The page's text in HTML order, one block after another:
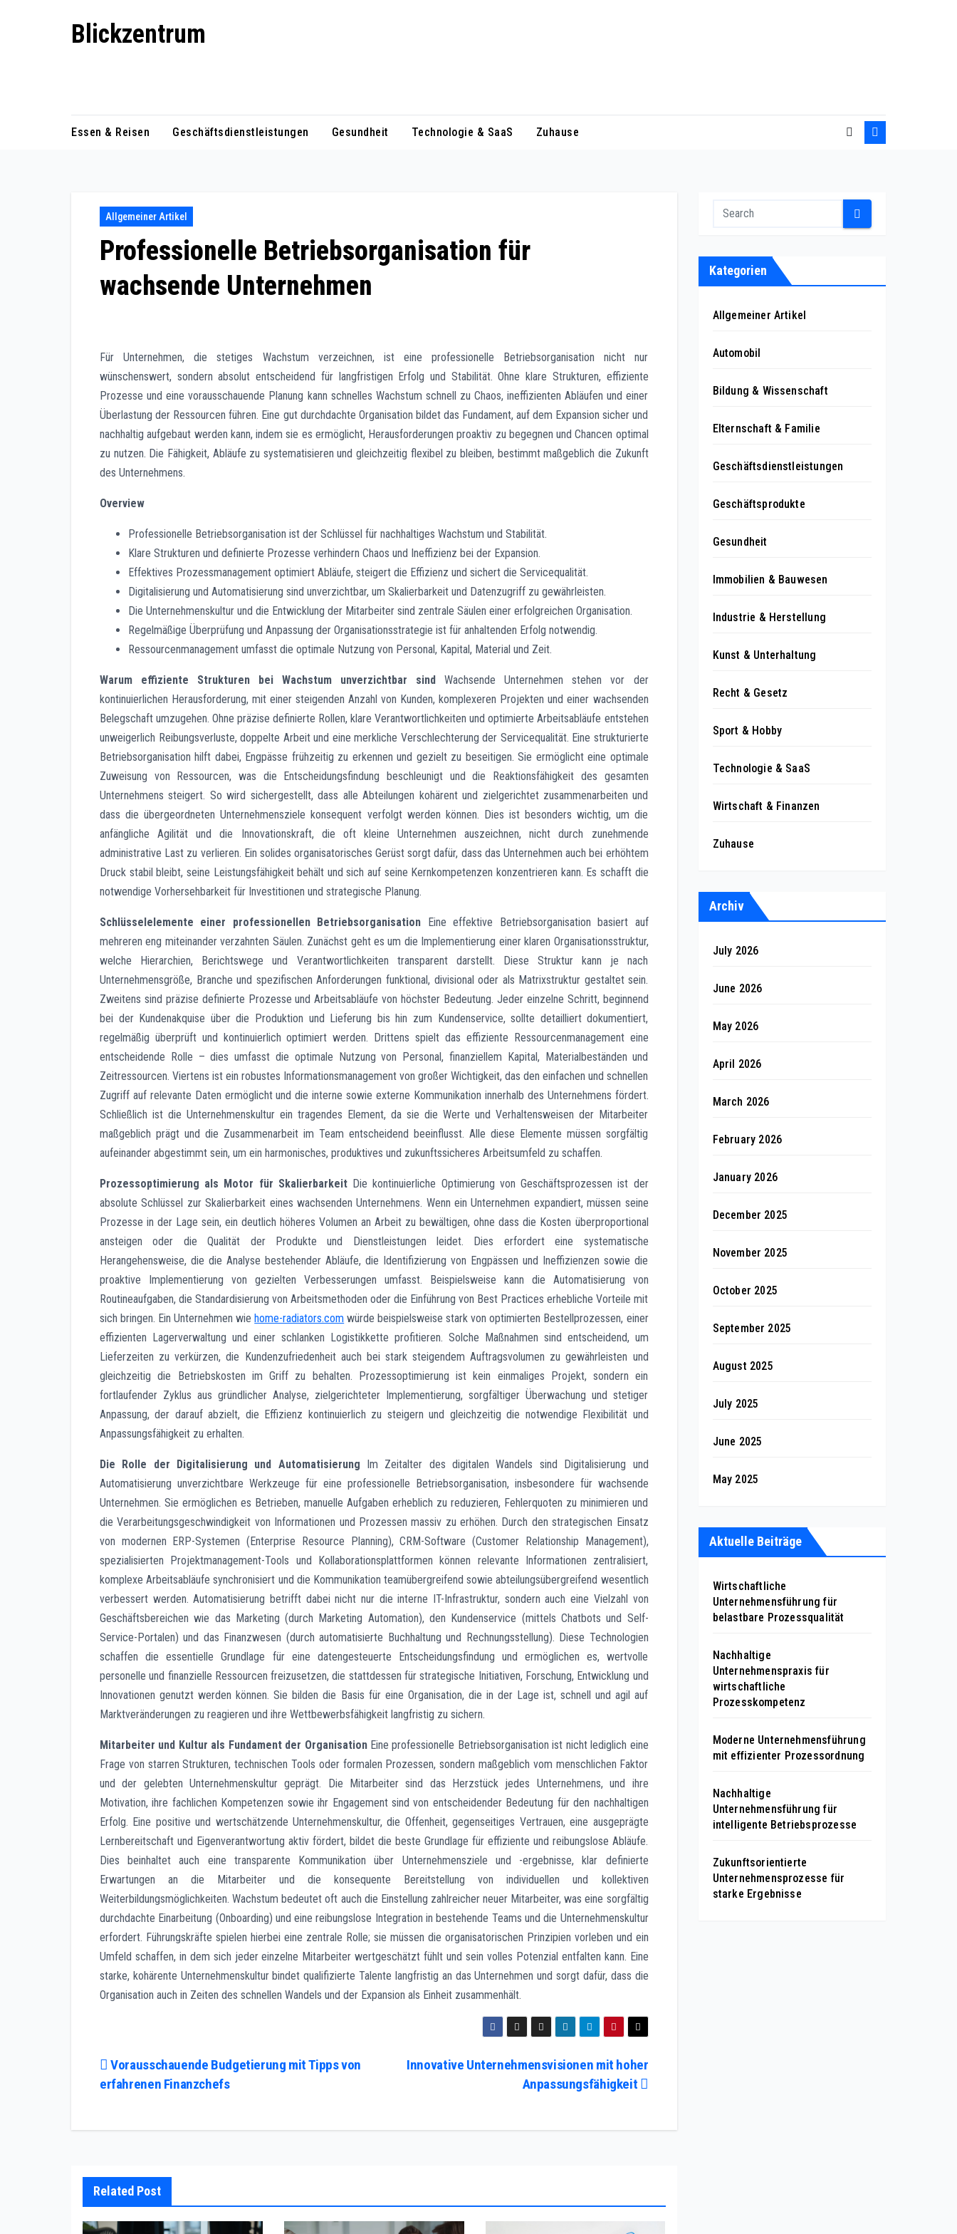
Blickzentrum
Essen & Reisen Geschäftsdienstleistungen Gesundheit Technologie & SaaS Zuhause
Allgemeiner Artikel
Professionelle Betriebsorganisation für
wachsende Unternehmen
Für Unternehmen, die stetiges Wachstum verzeichnen, ist eine professionelle Betriebsorganisation nicht nur
wünschenswert, sondern absolut entscheidend für langfristigen Erfolg und Stabilität. Ohne klare Strukturen, effiziente
Prozesse und eine vorausschauende Planung kann schnelles Wachstum schnell zu Chaos, ineffizienten Abläufen und einer
Überlastung der Ressourcen führen. Eine gut durchdachte Organisation bildet das Fundament, auf dem Expansion sicher und
nachhaltig aufgebaut werden kann, indem sie es ermöglicht, Herausforderungen proaktiv zu begegnen und Chancen optimal
zu nutzen. Die Fähigkeit, Abläufe zu systematisieren und gleichzeitig flexibel zu bleiben, bestimmt maßgeblich die Zukunft
des Unternehmens.
Overview
Professionelle Betriebsorganisation ist der Schlüssel für nachhaltiges Wachstum und Stabilität.
Klare Strukturen und definierte Prozesse verhindern Chaos und Ineffizienz bei der Expansion.
Effektives Prozessmanagement optimiert Abläufe, steigert die Effizienz und sichert die Servicequalität.
Digitalisierung und Automatisierung sind unverzichtbar, um Skalierbarkeit und Datenzugriff zu gewährleisten.
Die Unternehmenskultur und die Entwicklung der Mitarbeiter sind zentrale Säulen einer erfolgreichen Organisation.
Regelmäßige Überprüfung und Anpassung der Organisationsstrategie ist für anhaltenden Erfolg notwendig.
Ressourcenmanagement umfasst die optimale Nutzung von Personal, Kapital, Material und Zeit.
Warum effiziente Strukturen bei Wachstum unverzichtbar sind
Wachsende Unternehmen stehen vor der
kontinuierlichen Herausforderung, mit einer steigenden Anzahl von Kunden, komplexeren Projekten und einer wachsenden
Belegschaft umzugehen. Ohne präzise definierte Rollen, klare Verantwortlichkeiten und optimierte Arbeitsabläufe entstehen
unweigerlich Reibungsverluste, doppelte Arbeit und eine merkliche Verschlechterung der Servicequalität. Eine strukturierte
Betriebsorganisation hilft dabei, Engpässe frühzeitig zu erkennen und gezielt zu beseitigen. Sie ermöglicht eine optimale
Zuweisung von Ressourcen, was die Entscheidungsfindung beschleunigt und die Reaktionsfähigkeit des gesamten
Unternehmens steigert. So wird sichergestellt, dass alle Abteilungen kohärent und zielgerichtet zusammenarbeiten und
dass die übergeordneten Unternehmensziele konsequent verfolgt werden können. Dies ist besonders wichtig, um die
anfängliche Agilität und die Innovationskraft, die oft kleine Unternehmen auszeichnen, nicht durch zunehmende
administrative Last zu verlieren. Ein solides organisatorisches Gerüst sorgt dafür, dass das Unternehmen auch bei erhöhtem
Druck stabil bleibt, seine Leistungsfähigkeit behält und sich auf seine Kernkompetenzen konzentrieren kann. Es schafft die
notwendige Vorhersehbarkeit für Investitionen und strategische Planung.
Schlüsselelemente einer professionellen Betriebsorganisation Eine effektive Betriebsorganisation basiert auf
mehreren eng miteinander verzahnten Säulen. Zunächst geht es um die Implementierung einer klaren Organisationsstruktur,
welche Hierarchien, Berichtswege und Verantwortlichkeiten transparent darstellt. Diese Struktur kann je nach
Unternehmensgröße, Branche und spezifischen Anforderungen funktional, divisional oder als Matrixstruktur gestaltet sein.
Zweitens sind präzise definierte Prozesse und Arbeitsabläufe von höchster Bedeutung. Jeder einzelne Schritt, beginnend
bei der Kundenakquise über die Produktion und Lieferung bis hin zum Kundenservice, sollte detailliert dokumentiert,
regelmäßig überprüft und kontinuierlich optimiert werden. Drittens spielt das effiziente Ressourcenmanagement eine
entscheidende Rolle – dies umfasst die optimale Nutzung von Personal, finanziellem Kapital, Materialbeständen und
Zeitressourcen. Viertens ist ein robustes Informationsmanagement von großer Wichtigkeit, das den einfachen und schnellen
Zugriff auf relevante Daten ermöglicht und die interne sowie externe Kommunikation innerhalb des Unternehmens fördert.
Schließlich ist die Unternehmenskultur ein tragendes Element, da sie die Werte und Verhaltensweisen der Mitarbeiter
maßgeblich prägt und die Zusammenarbeit im Team entscheidend beeinflusst. Alle diese Elemente müssen sorgfältig
aufeinander abgestimmt sein, um ein harmonisches, produktives und zukunftssicheres Arbeitsumfeld zu schaffen.
Prozessoptimierung als Motor für SkalierbarkeitDie kontinuierliche Optimierung von Geschäftsprozessen ist der
absolute Schlüssel zur Skalierbarkeit eines wachsenden Unternehmens. Wenn ein Unternehmen expandiert, müssen seine
Prozesse in der Lage sein, ein deutlich höheres Volumen an Arbeit zu bewältigen, ohne dass die Kosten überproportional
ansteigen oder die Qualität der Produkte und Dienstleistungen leidet. Dies erfordert eine systematische
Herangehensweise, die die Analyse bestehender Abläufe, die Identifizierung von Engpässen und Ineffizienzen sowie die
proaktive Implementierung von gezielten Verbesserungen umfasst. Beispielsweise kann die Automatisierung von
Routineaufgaben, die Standardisierung von Arbeitsmethoden oder die Einführung von Best Practices erhebliche Vorteile mit
sich bringen. Ein Unternehmen wie home-radiators.com würde beispielsweise stark von optimierten Bestellprozessen, einer
effizienten Lagerverwaltung und einer schlanken Logistikkette profitieren. Solche Maßnahmen sind entscheidend, um
Lieferzeiten zu verkürzen, die Kundenzufriedenheit auch bei stark steigendem Auftragsvolumen zu gewährleisten und
gleichzeitig die Betriebskosten im Griff zu behalten. Prozessoptimierung ist kein einmaliges Projekt, sondern ein
fortlaufender Zyklus aus gründlicher Analyse, zielgerichteter Implementierung, sorgfältiger Überwachung und stetiger
Anpassung, der darauf abzielt, die Effizienz kontinuierlich zu steigern und gleichzeitig die notwendige Flexibilität und
Anpassungsfähigkeit zu erhalten.
Die Rolle der Digitalisierung und Automatisierung Im Zeitalter des digitalen Wandels sind Digitalisierung und
Automatisierung unverzichtbare Werkzeuge für eine professionelle Betriebsorganisation, insbesondere für wachsende
Unternehmen. Sie ermöglichen es Betrieben, manuelle Aufgaben erheblich zu reduzieren, Fehlerquoten zu minimieren und
die Verarbeitungsgeschwindigkeit von Informationen und Prozessen massiv zu erhöhen. Durch den strategischen Einsatz
von modernen ERP-Systemen (Enterprise Resource Planning), CRM-Software (Customer Relationship Management),
spezialisierten Projektmanagement-Tools und Kollaborationsplattformen können relevante Informationen zentralisiert,
komplexe Arbeitsabläufe synchronisiert und die Kommunikation teamübergreifend sowie abteilungsübergreifend wesentlich
verbessert werden. Automatisierung betrifft dabei nicht nur die interne IT-Infrastruktur, sondern auch eine Vielzahl von
Geschäftsbereichen wie das Marketing (durch Marketing Automation), den Kundenservice (mittels Chatbots und Self-
Service-Portalen) und das Finanzwesen (durch automatisierte Buchhaltung und Rechnungsstellung). Diese Technologien
schaffen die essentielle Grundlage für eine datengesteuerte Entscheidungsfindung und ermöglichen es, wertvolle
personelle und finanzielle Ressourcen freizusetzen, die stattdessen für strategische Initiativen, Forschung, Entwicklung und
Innovationen genutzt werden können. Sie bilden die Basis für eine Organisation, die in der Lage ist, schnell und agil auf
Marktveränderungen zu reagieren und ihre Wettbewerbsfähigkeit langfristig zu sichern.
Mitarbeiter und Kultur als Fundament der OrganisationEine professionelle Betriebsorganisation ist nicht lediglich eine
Frage von starren Strukturen, technischen Tools oder formalen Prozessen, sondern maßgeblich vom menschlichen Faktor
und der gelebten Unternehmenskultur geprägt. Die Mitarbeiter sind das Herzstück jedes Unternehmens, und ihre
Motivation, ihre fachlichen Kompetenzen sowie ihr Engagement sind von entscheidender Bedeutung für den nachhaltigen
Erfolg. Eine positive und wertschätzende Unternehmenskultur, die Offenheit, gegenseitiges Vertrauen, eine ausgeprägte
Lernbereitschaft und Eigenverantwortung aktiv fördert, bildet die beste Grundlage für effiziente und reibungslose Abläufe.
Dies beinhaltet auch eine transparente Kommunikation über Unternehmensziele und -ergebnisse, klar definierte
Erwartungen an die Mitarbeiter und die konsequente Bereitstellung von individuellen und kollektiven
Weiterbildungsmöglichkeiten. Wachstum bedeutet oft auch die Einstellung zahlreicher neuer Mitarbeiter, was eine sorgfältig
durchdachte Einarbeitung (Onboarding) und eine reibungslose Integration in bestehende Teams und die Unternehmenskultur
erfordert. Führungskräfte spielen hierbei eine zentrale Rolle; sie müssen die organisatorischen Prinzipien vorleben und ein
Umfeld schaffen, in dem sich jeder einzelne Mitarbeiter wertgeschätzt fühlt und sein volles Potenzial entfalten kann. Eine
starke, kohärente Unternehmenskultur bindet qualifizierte Talente langfristig an das Unternehmen und sorgt dafür, dass die
Organisation auch in Zeiten des schnellen Wandels und der Expansion als Einheit zusammenhält.
Post
Innovative Unternehmensvisionen mit hoher
Anpassungsfähigkeit
Vorausschauende Budgetierung mit Tipps von
erfahrenen Finanzchefs
Related Post
Kategorien
Allgemeiner Artikel
Automobil
Bildung & Wissenschaft
Elternschaft & Familie
Geschäftsdienstleistungen
Geschäftsprodukte
Gesundheit
Immobilien & Bauwesen
Industrie & Herstellung
Kunst & Unterhaltung
Recht & Gesetz
Sport & Hobby
Technologie & SaaS
Wirtschaft & Finanzen
Zuhause
Archiv
July 2026
June 2026
May 2026
April 2026
March 2026
February 2026
January 2026
December 2025
November 2025
October 2025
September 2025
August 2025
July 2025
June 2025
May 2025
Aktuelle Beiträge
Wirtschaftliche
Unternehmensführung für
belastbare Prozessqualität
Nachhaltige
Unternehmenspraxis für
wirtschaftliche
Prozesskompetenz
Moderne Unternehmensführung
mit effizienter Prozessordnung
Nachhaltige
Unternehmensführung für
intelligente Betriebsprozesse
Zukunftsorientierte
Unternehmensprozesse für
starke Ergebnisse